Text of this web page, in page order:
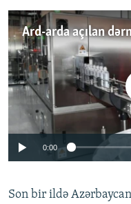
No media
0:00
Son bir ildə